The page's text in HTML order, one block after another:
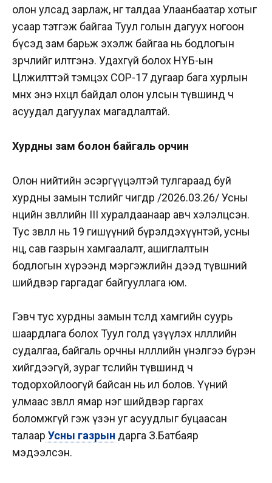
олон улсад зарлаж, нөгөө талдаа Улаанбаатар хотыг
усаар тэтгэж байгаа Туул голын дагуух ногоон
бүсэд зам барьж эхэлж байгаа нь бодлогын
зөрчлийг илтгэнэ. Удахгүй болох НҮБ-ын
Цөлжилттэй тэмцэх COP-17 дугаар бага хурлын
өмнөх энэ нөхцөл байдал олон улсын түвшинд ч
асуудал дагуулах магадлалтай.
Хурдны зам болон байгаль орчин
Олон нийтийн эсэргүүцэлтэй тулгараад буй
хурдны замын төслийг өчигдөр /2026.03.26/ Усны
нөөцийн зөвлөлийн III хуралдаанаар авч хэлэлцсэн.
Тус зөвлөл нь 19 гишүүний бүрэлдэхүүнтэй, усны
нөөц, сав газрын хамгаалалт, ашиглалтын
бодлогын хүрээнд мэргэжлийн дээд түвшний
шийдвэр гаргадаг байгууллага юм.
Гэвч тус хурдны замын төсөлд хамгийн суурь
шаардлага болох Туул голд үзүүлэх нөлөөллийн
судалгаа, байгаль орчны нөлөөллийн үнэлгээ бүрэн
хийгдээгүй, зураг төслийн түвшинд ч
тодорхойлоогүй байсан нь ил болов. Үүний
улмаас зөвлөл ямар нэг шийдвэр гаргах
боломжгүй гэж үзэн уг асуудлыг буцаасан
талаар Усны газрын дарга З.Батбаяр
мэдээлсэн.